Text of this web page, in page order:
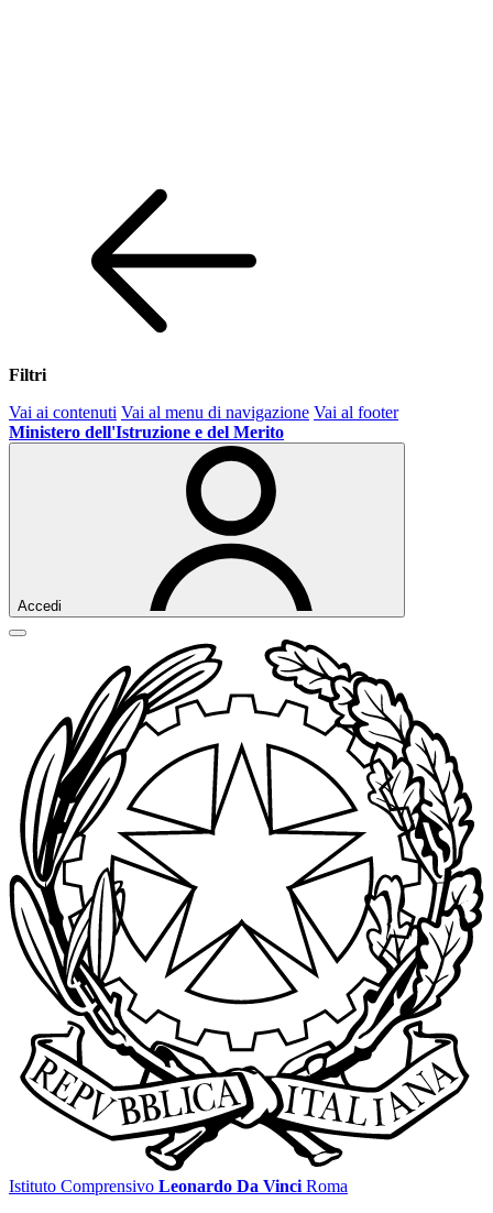
Filtri
Vai ai contenuti Vai al menu di navigazione Vai al footer
Ministero dell'Istruzione e del Merito
Accedi
Istituto Comprensivo Leonardo Da Vinci Roma